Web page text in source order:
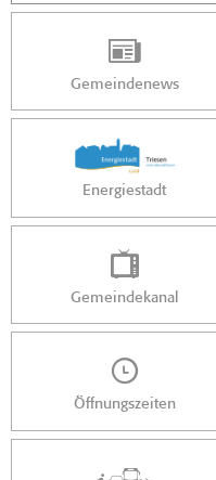
Gemeindenews
Energiestadt
Gemeindekanal
Öffnungszeiten